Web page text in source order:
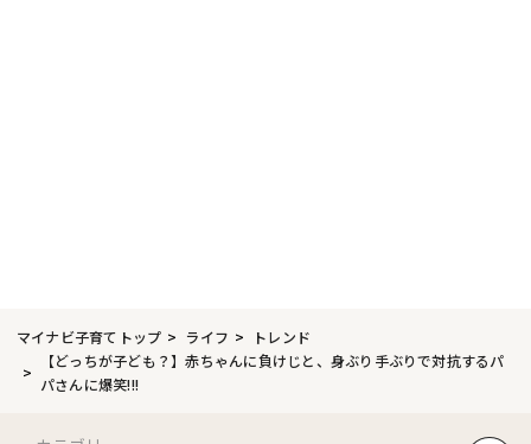
マイナビ子育てトップ ライフ
トレンド
【どっちが子ども？】赤ちゃんに負けじと、身ぶり手ぶりで対抗するパ
パさんに爆笑!!!